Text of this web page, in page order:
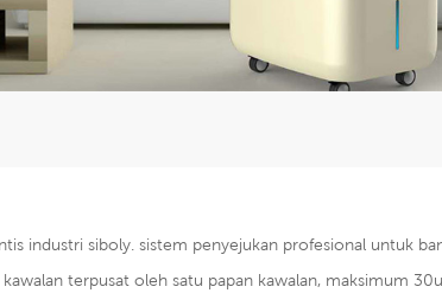
industri siboly. sistem penyejukan profesional untuk
kawalan terpusat oleh satu papan kawalan, maksimum